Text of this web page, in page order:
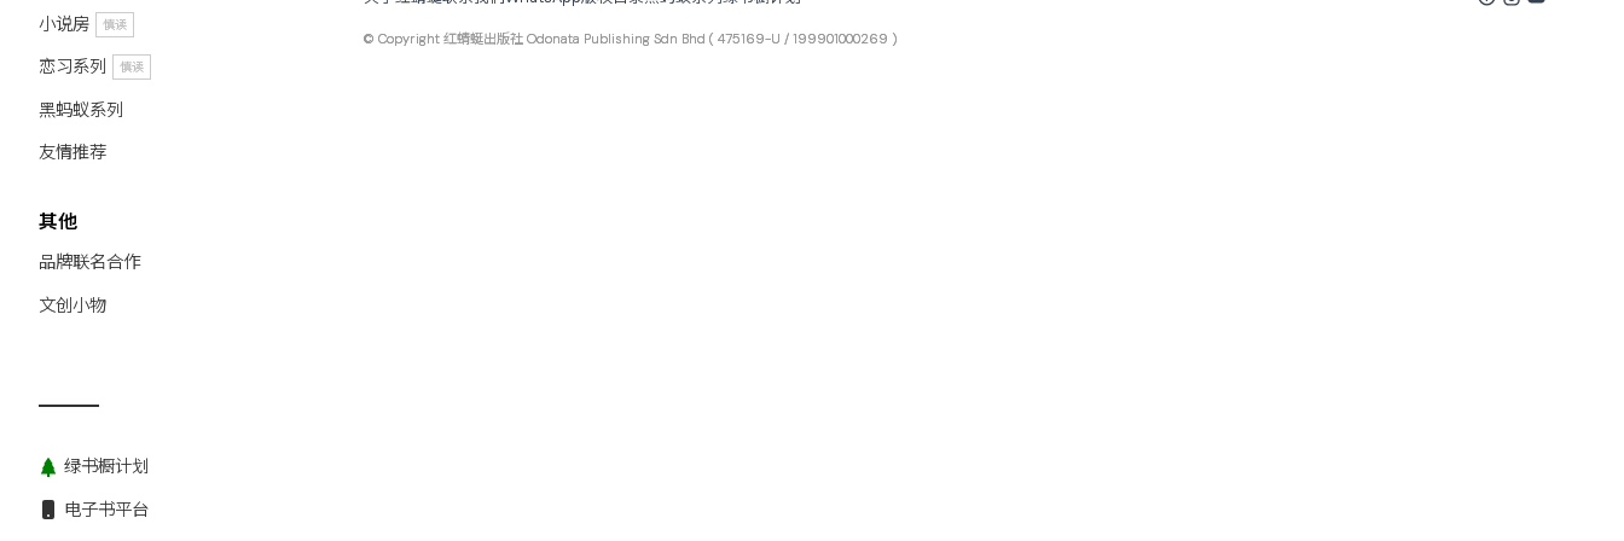
小说房
慎读
恋习系列 慎读
黑蚂蚁系列
友情推荐
其他
品牌联名合作
文创小物
绿书橱计划
电子书平台
© Copyright 红蜻蜓出版社 Odonata Publishing Sdn Bhd ( 475169-U / 199901000269 )